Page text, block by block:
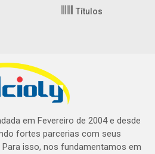
Títulos
em Fevereiro de 2004 e desde
fortes parcerias com seus
isso, nos fundamentamos em